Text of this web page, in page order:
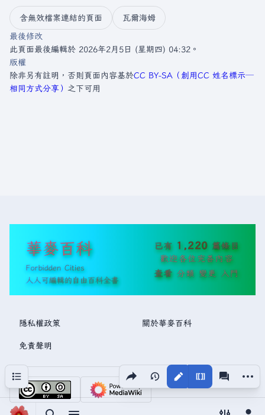
分享此頁面
視圖 更多
目次
含無效檔案連結的頁面
瓦爾海姆
最後修改
此頁面最後編輯於 2026年2月5日 (星期四) 04:32。
版權
除非另有註明，否則頁面內容基於CC BY-SA（創用CC 姓名標示─
相同方式分享） 之下可用
華麥百科
Forbidden Cities
人人可編輯的自由百科全書
已有 1,220 篇條目
歡迎各位完善內容
查看 分類 變更 入門
隱私權政策 關於華麥百科
免責聲明